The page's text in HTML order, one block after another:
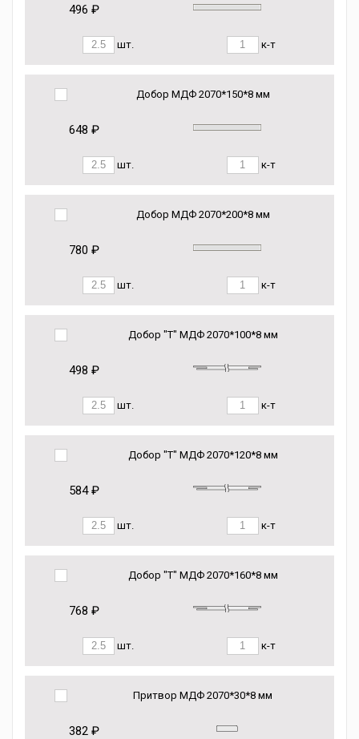
496 ₽
шт. к-т
Добор МДФ 2070*150*8 мм
648 ₽
шт. к-т
Добор МДФ 2070*200*8 мм
780 ₽
шт. к-т
Добор "Т" МДФ 2070*100*8 мм
498 ₽
шт. к-т
Добор "Т" МДФ 2070*120*8 мм
584 ₽
шт. к-т
Добор "Т" МДФ 2070*160*8 мм
768 ₽
шт. к-т
Притвор МДФ 2070*30*8 мм
382 ₽